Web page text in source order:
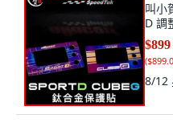
叫小
D 調
$899
(
8/12